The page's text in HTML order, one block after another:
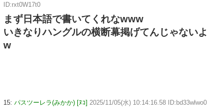
ID:rxt0W17t0
まず日本語で書いてくれなwww
いきなりハングルの横断幕掲げてんじゃないよ
w
15: パスツーレラ(みかか) [ﾇｺ] 2025/11/05(水) 10:14:16.58 ID:bd33wlwo0